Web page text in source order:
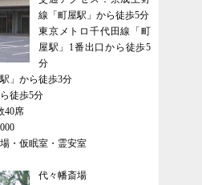
線「町屋駅」から徒歩5分
東京メトロ千代田線「町
屋駅」1番出口から徒歩5
分
」から徒歩3分
徒歩5分
40席
・仮眠室・霊安室
代々幡斎場